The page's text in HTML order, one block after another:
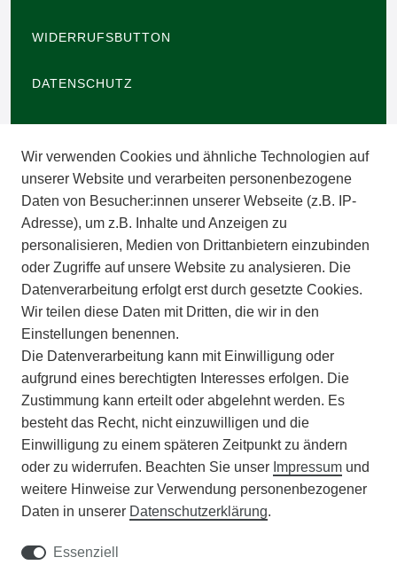
WIDERRUFSBUTTON
DATENSCHUTZ
IMPRESSUM
INFORMATIONEN
ZAHLUNGSARTEN
VERSAND
BATTERIEENTSORGUNG
VERANSTALTUNGEN
APOTHEKERSCHRANK
WISSENSWERTES
Wir verwenden Cookies und ähnliche Technologien auf
unserer Website und verarbeiten personenbezogene
Daten von Besucher:innen unserer Webseite (z.B. IP-
Adresse), um z.B. Inhalte und Anzeigen zu
personalisieren, Medien von Drittanbietern einzubinden
oder Zugriffe auf unsere Website zu analysieren. Die
Datenverarbeitung erfolgt erst durch gesetzte Cookies.
Wir teilen diese Daten mit Dritten, die wir in den
Einstellungen benennen.
Die Datenverarbeitung kann mit Einwilligung oder
aufgrund eines berechtigten Interesses erfolgen. Die
Zustimmung kann erteilt oder abgelehnt werden. Es
besteht das Recht, nicht einzuwilligen und die
Einwilligung zu einem späteren Zeitpunkt zu ändern
oder zu widerrufen. Beachten Sie unser Impressum und
weitere Hinweise zur Verwendung personenbezogener
Daten in unserer Daten­schutz­erklärung.
Essenziell